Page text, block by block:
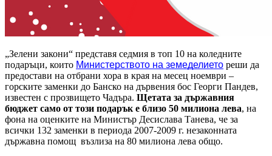
„Зелени закони“ представя седмия в топ 10 на коледните
подаръци, които Министерството на земеделието реши да
предостави на отбрани хора в края на месец ноември –
горските заменки до Банско на дървения бос Георги Пандев,
известен с прозвището Чадъра. Щетата за държавния
бюджет само от този подарък е близо 50 милиона лева, на
фона на оценките на Министър Десислава Танева, че за
всички 132 заменки в периода 2007-2009 г. незаконната
държавна помощ възлиза на 80 милиона лева общо.